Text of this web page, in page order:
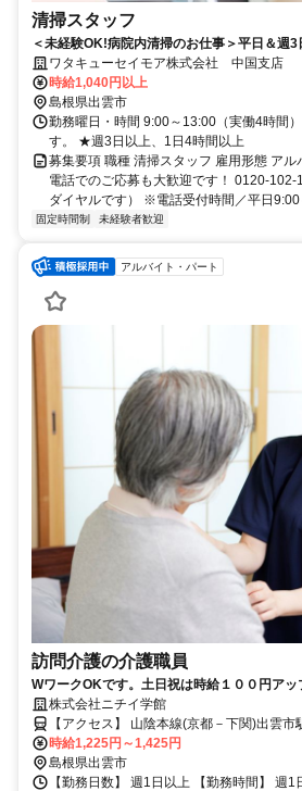
清掃スタッフ
＜未経験OK!病院内清掃のお仕事＞平日＆週
マイカー通勤可♪
ワタキューセイモア株式会社 中国支店
時給1,040円以上
島根県出雲市
勤務曜日・時間 9:00～13:00（実働4時間
す。 ★週3日以上、1日4時間以上
募集要項 職種 清掃スタッフ 雇用形態 アル
電話でのご応募も大歓迎です！ 0120-102-
ダイヤルです） ※電話受付時間／平日9:00
固定時間制 未経験者歓迎
アルバイト・パート
訪問介護の介護職員
WワークOKです。土日祝は時給１００円ア
お仕事を始めてみませんか？
株式会社ニチイ学館
【アクセス】 山陰本線(京都－下関)出雲市駅 車10分 ■住
雲市 大津朝倉3-4-5 ■アクセス
時給1,225円～1,425円
島根県出雲市
【勤務日数】 週1日以上 【勤務時間】 週